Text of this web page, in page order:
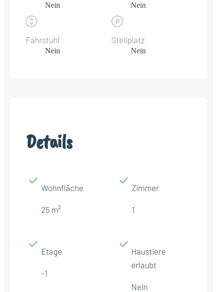
Nein Nein
Fahrstuhl
Nein
Stellplatz
Nein
Details
Wohnfläche
25 m²
Zimmer
1
Etage
-1
Haustiere
erlaubt
Nein